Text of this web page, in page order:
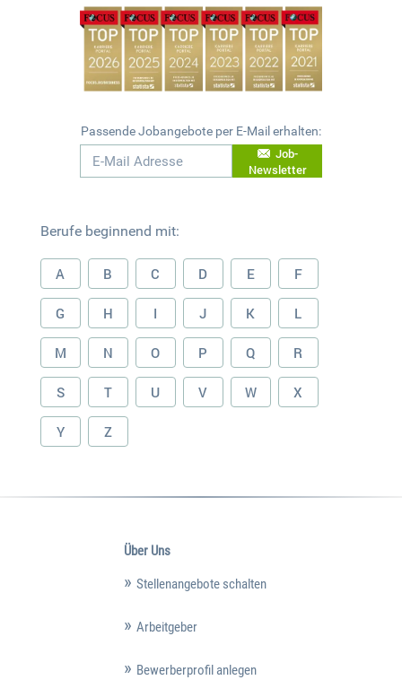
Passende Jobangebote per E-Mail erhalten:
Job-
Newsletter
Berufe beginnend mit:
A B C D E F
G H I J K L
M N O P Q R
S T U V W X
Y Z
Über Uns
Stellenangebote schalten
Arbeitgeber
Bewerberprofil anlegen